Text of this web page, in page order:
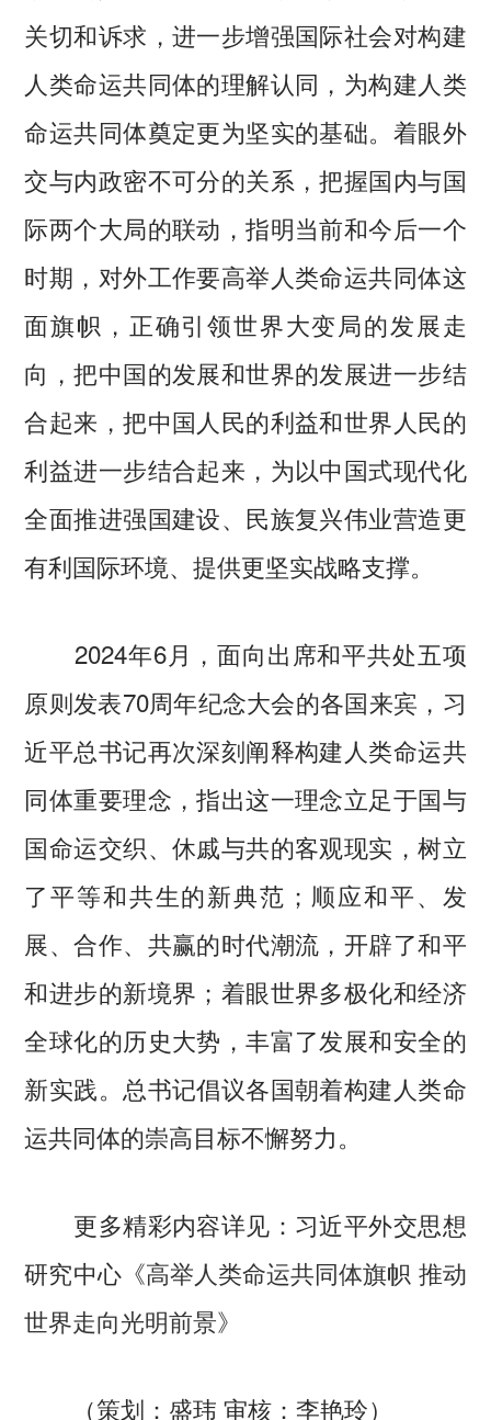
关切和诉求，进一步增强国际社会对构建
人类命运共同体的理解认同，为构建人类
命运共同体奠定更为坚实的基础。着眼外
交与内政密不可分的关系，把握国内与国
际两个大局的联动，指明当前和今后一个
时期，对外工作要高举人类命运共同体这
面旗帜，正确引领世界大变局的发展走
向，把中国的发展和世界的发展进一步结
合起来，把中国人民的利益和世界人民的
利益进一步结合起来，为以中国式现代化
全面推进强国建设、民族复兴伟业营造更
有利国际环境、提供更坚实战略支撑。
2024年6月，面向出席和平共处五项
原则发表70周年纪念大会的各国来宾，习
近平总书记再次深刻阐释构建人类命运共
同体重要理念，指出这一理念立足于国与
国命运交织、休戚与共的客观现实，树立
了平等和共生的新典范；顺应和平、发
展、合作、共赢的时代潮流，开辟了和平
和进步的新境界；着眼世界多极化和经济
全球化的历史大势，丰富了发展和安全的
新实践。总书记倡议各国朝着构建人类命
运共同体的崇高目标不懈努力。
更多精彩内容详见：习近平外交思想
研究中心《高举人类命运共同体旗帜 推动
世界走向光明前景》
（策划：盛玮 审核：李艳玲）